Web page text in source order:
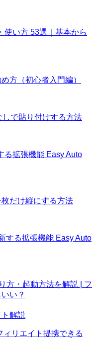
使い方 53選｜基本から
方（初心者入門編）
で貼り付けする方法
る拡張機能 Easy Auto
だけ縦にする方法
する拡張機能 Easy Auto
方・起動方法を解説 | フ
い？
ィリエイト提携できる